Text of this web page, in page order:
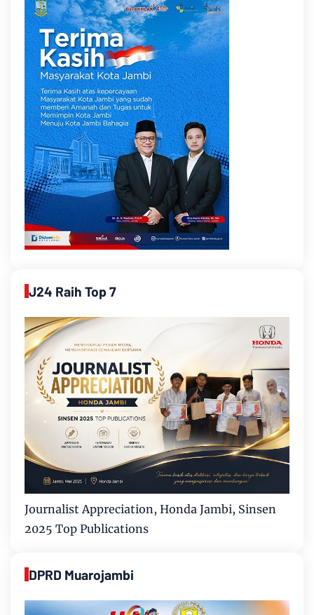
J24 Raih Top 7
Journalist Appreciation, Honda Jambi, Sinsen
2025 Top Publications
DPRD Muarojambi